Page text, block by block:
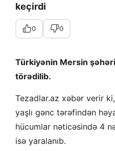
keçirdi
0 0
Türkiyənin Mersin
törədilib.
Tezadlar.az xəbər verir
yaşlı gənc tərəfindən
hücumlar nəticəsində 4
isə yaralanıb.